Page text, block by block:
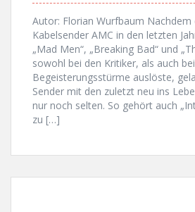
Autor: Florian Wurfbaum Nachdem
Kabelsender AMC in den letzten
„Mad Men“, „Breaking Bad“ und
sowohl bei den Kritiker, als auch
Begeisterungsstürme auslöste,
Sender mit den zuletzt neu ins
nur noch selten. So gehört auch
zu […]